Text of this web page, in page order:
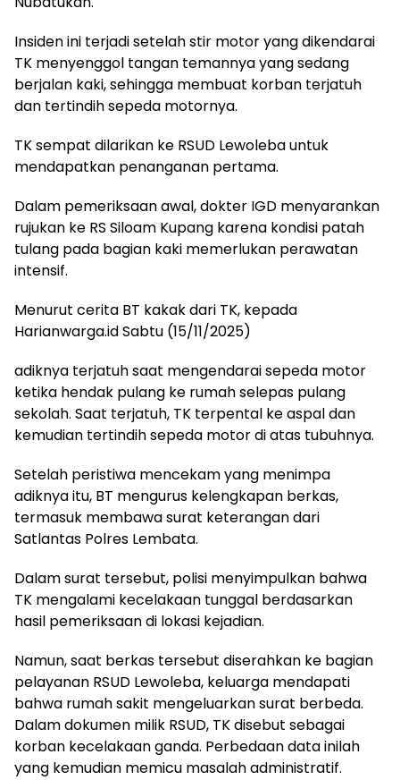
Insiden ini terjadi setelah stir motor yang dikendarai
TK menyenggol tangan temannya yang sedang
berjalan kaki, sehingga membuat korban terjatuh
dan tertindih sepeda motornya.
TK sempat dilarikan ke RSUD Lewoleba untuk
mendapatkan penanganan pertama.
Dalam pemeriksaan awal, dokter IGD menyarankan
rujukan ke RS Siloam Kupang karena kondisi patah
tulang pada bagian kaki memerlukan perawatan
intensif.
Menurut cerita BT kakak dari TK, kepada
Harianwarga.id Sabtu (15/11/2025)
adiknya terjatuh saat mengendarai sepeda motor
ketika hendak pulang ke rumah selepas pulang
sekolah. Saat terjatuh, TK terpental ke aspal dan
kemudian tertindih sepeda motor di atas tubuhnya.
Setelah peristiwa mencekam yang menimpa
adiknya itu, BT mengurus kelengkapan berkas,
termasuk membawa surat keterangan dari
Satlantas Polres Lembata.
Dalam surat tersebut, polisi menyimpulkan bahwa
TK mengalami kecelakaan tunggal berdasarkan
hasil pemeriksaan di lokasi kejadian.
Namun, saat berkas tersebut diserahkan ke bagian
pelayanan RSUD Lewoleba, keluarga mendapati
bahwa rumah sakit mengeluarkan surat berbeda.
Dalam dokumen milik RSUD, TK disebut sebagai
korban kecelakaan ganda. Perbedaan data inilah
yang kemudian memicu masalah administratif.